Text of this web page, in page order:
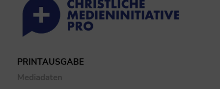
PRINTAUSGABE
Mediadaten